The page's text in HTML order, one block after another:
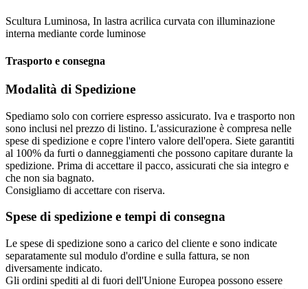
Scultura Luminosa, In lastra acrilica curvata con illuminazione
interna mediante corde luminose
Trasporto e consegna
Modalità di Spedizione
Spediamo solo con corriere espresso assicurato. Iva e trasporto non
sono inclusi nel prezzo di listino. L'assicurazione è compresa nelle
spese di spedizione e copre l'intero valore dell'opera. Siete garantiti
al 100% da furti o danneggiamenti che possono capitare durante la
spedizione. Prima di accettare il pacco, assicurati che sia integro e
che non sia bagnato.
Consigliamo di accettare con riserva.
Spese di spedizione e tempi di consegna
Le spese di spedizione sono a carico del cliente e sono indicate
separatamente sul modulo d'ordine e sulla fattura, se non
diversamente indicato.
Gli ordini spediti al di fuori dell'Unione Europea possono essere